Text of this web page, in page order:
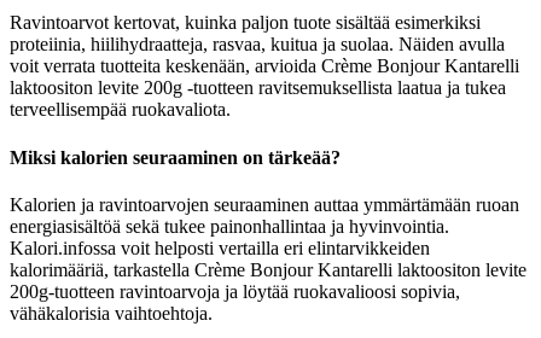
Ravintoarvot kertovat, kuinka paljon tuote sisältää esimerkiksi
proteiinia, hiilihydraatteja, rasvaa, kuitua ja suolaa. Näiden avulla
voit verrata tuotteita keskenään, arvioida Crème Bonjour Kantarelli
laktoositon levite 200g -tuotteen ravitsemuksellista laatua ja tukea
terveellisempää ruokavaliota.
Miksi kalorien seuraaminen on tärkeää?
Kalorien ja ravintoarvojen seuraaminen auttaa ymmärtämään ruoan
energiasisältöä sekä tukee painonhallintaa ja hyvinvointia.
Kalori.infossa voit helposti vertailla eri elintarvikkeiden
kalorimääriä, tarkastella Crème Bonjour Kantarelli laktoositon levite
200g-tuotteen ravintoarvoja ja löytää ruokavalioosi sopivia,
vähäkalorisia vaihtoehtoja.